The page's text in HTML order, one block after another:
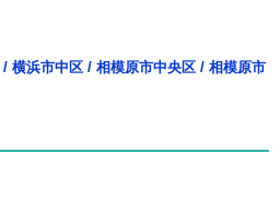
/ 横浜市中区 / 相模原市中央区 / 相模原市